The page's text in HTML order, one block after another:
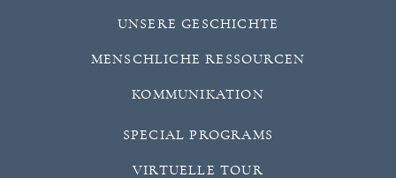
UNSERE GESCHICHTE
MENSCHLICHE RESSOURCEN
KOMMUNIKATION
SPECIAL PROGRAMS
VIRTUELLE TOUR